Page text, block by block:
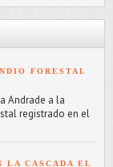
FORESTAL
Andrade a la
registrado en el
LA CASCADA EL